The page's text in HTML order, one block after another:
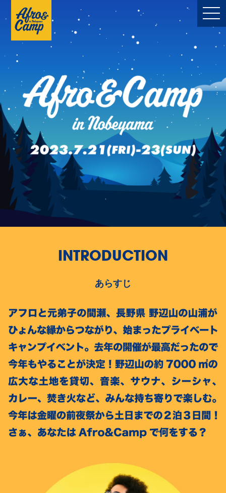
INTRODUCTION
あらすじ